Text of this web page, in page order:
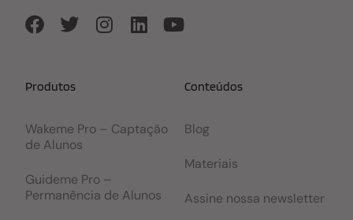
Produtos
Wakeme Pro – Captação
de Alunos
Guideme Pro –
Permanência de Alunos
Conteúdos
Blog
Materiais
Assine nossa newsletter